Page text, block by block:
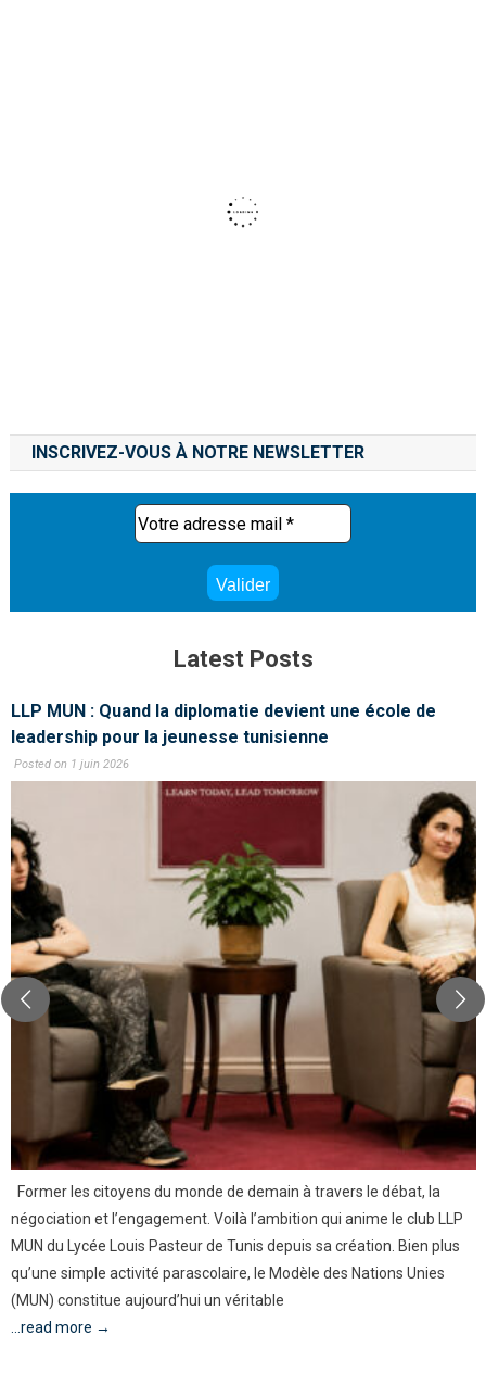
INSCRIVEZ-VOUS À NOTRE NEWSLETTER
Latest Posts
LLP MUN : Quand la diplomatie devient une école de
leadership pour la jeunesse tunisienne
Posted on 1 juin 2026
Former les citoyens du monde de demain à travers le débat, la
négociation et l’engagement. Voilà l’ambition qui anime le club LLP
MUN du Lycée Louis Pasteur de Tunis depuis sa création. Bien plus
qu’une simple activité parascolaire, le Modèle des Nations Unies
(MUN) constitue aujourd’hui un véritable
...read more →